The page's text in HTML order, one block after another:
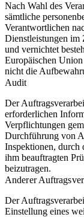
Nach Wahl des
sämtliche
Verantwortlichen
Dienstleistungen im
und vernichtet
Europäischen
nicht die
Audit
Der
erforderlichen
Verpflichtungen
Durchführung von
Inspektionen, durch
ihm beauftragten
beizutragen.
Anderer
Der
Einstellung eines